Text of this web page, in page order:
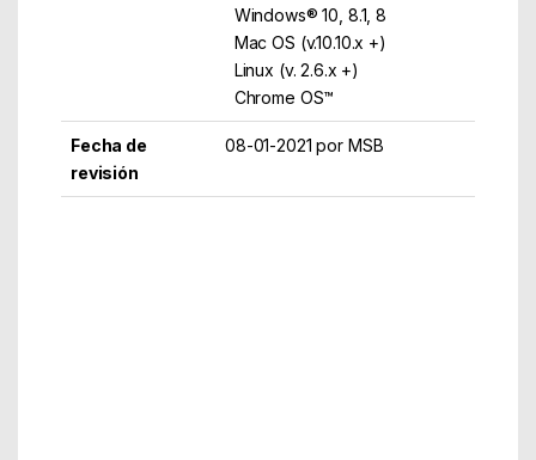
Windows® 10, 8.1, 8
Mac OS (v.10.10.x +)
Linux (v. 2.6.x +)
Chrome OS™
Fecha de
revisión
08-01-2021 por MSB